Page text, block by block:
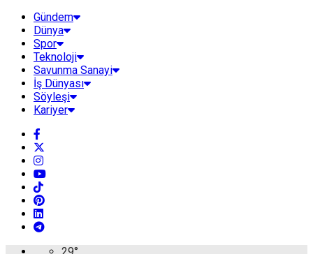
Gündem
Dünya
Spor
Teknoloji
Savunma Sanayi
İş Dünyası
Söyleşi
Kariyer